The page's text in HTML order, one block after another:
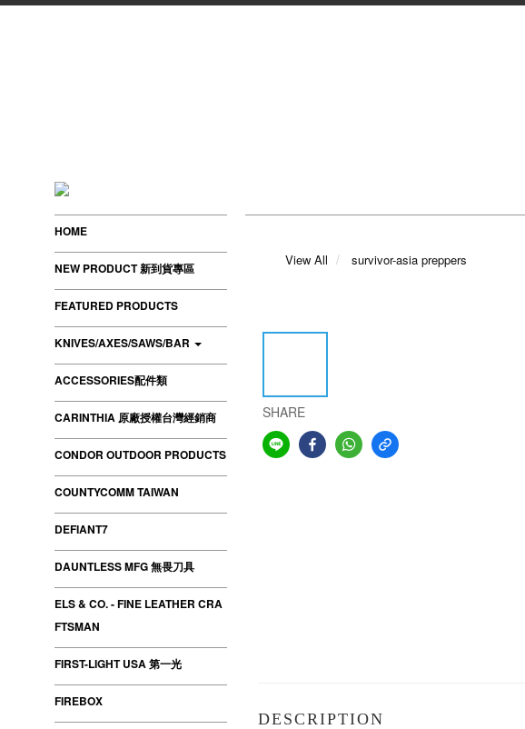
HOME
NEW PRODUCT 新到貨專區
FEATURED PRODUCTS
KNIVES/AXES/SAWS/BAR
ACCESSORIES配件類
CARINTHIA 原廠授權台灣經銷商
CONDOR OUTDOOR PRODUCTS
COUNTYCOMM TAIWAN
DEFIANT7
DAUNTLESS MFG 無畏刀具
ELS & CO. - FINE LEATHER CRA
FTSMAN
FIRST-LIGHT USA 第一光
FIREBOX
View All survivor-asia preppers
SHARE
DESCRIPTION